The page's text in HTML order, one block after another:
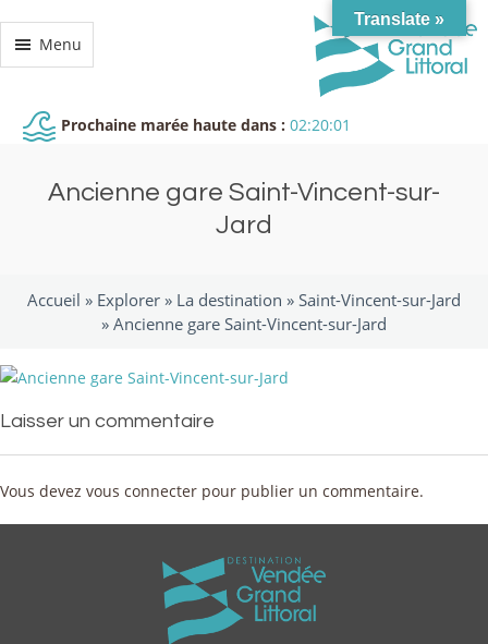
Menu
Prochaine marée haute dans : 02:20:01
Ancienne gare Saint-Vincent-sur-
Jard
Accueil » Explorer » La destination » Saint-Vincent-sur-Jard
» Ancienne gare Saint-Vincent-sur-Jard
Laisser un commentaire
Vous devez vous connecter pour publier un commentaire.
Translate »